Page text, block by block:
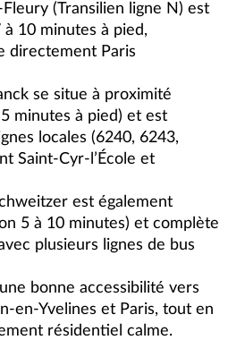
(Transilien ligne N) est
10 minutes à pied,
directement Paris
se situe à proximité
minutes à pied) et est
locales (6240, 6243,
Saint-Cyr-l’École et
est également
5 à 10 minutes) et complète
plusieurs lignes de bus
bonne accessibilité vers
en-Yvelines et Paris, tout en
résidentiel calme.